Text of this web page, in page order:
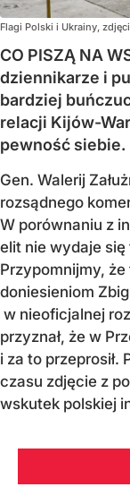
Flagi Polski i Ukrainy,
CO PISZĄ NA
dziennikarze i
bardziej
relacji Kijów-
pewność siebie.
Gen. Walerij
rozsądnego
W porównaniu z
elit nie wydaje
Przypomnijmy, że
doniesieniom
w nieoficjalnej
przyznał, że w
i za to przeprosił.
czasu zdjęcie z
wskutek polskiej